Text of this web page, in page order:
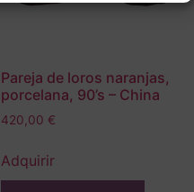
Pareja de loros naranjas,
porcelana, 90’s – China
420,00 €
Adquirir